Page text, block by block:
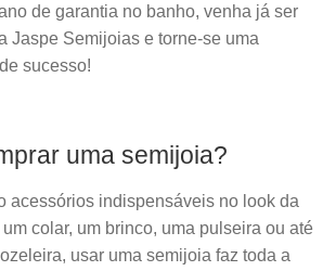
de garantia no banho, venha já ser
Jaspe Semijoias e torne-se uma
sucesso!
uma semijoia?
acessórios indispensáveis no look da
colar, um brinco, uma pulseira ou até
usar uma semijoia faz toda a